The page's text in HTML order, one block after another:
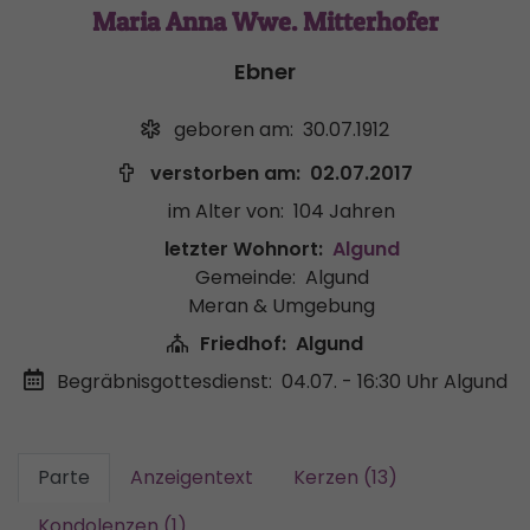
Maria Anna Wwe. Mitterhofer
Ebner
geboren am: 30.07.1912
verstorben am: 02.07.2017
im Alter von: 104 Jahren
letzter Wohnort: Algund
Gemeinde: Algund
Meran & Umgebung
Friedhof: Algund
Begräbnisgottesdienst: 04.07. - 16:30 Uhr Algund
Parte Anzeigentext
Kerzen (13)